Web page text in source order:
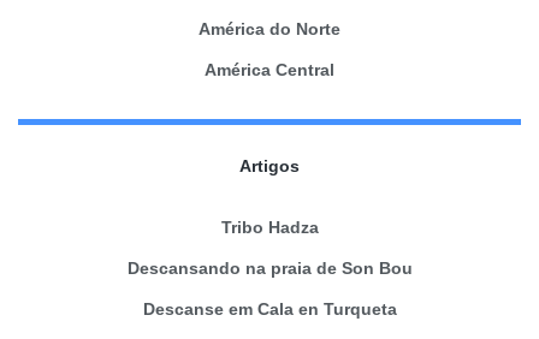
América do Norte
América Central
Artigos
Tribo Hadza
Descansando na praia de Son Bou
Descanse em Cala en Turqueta